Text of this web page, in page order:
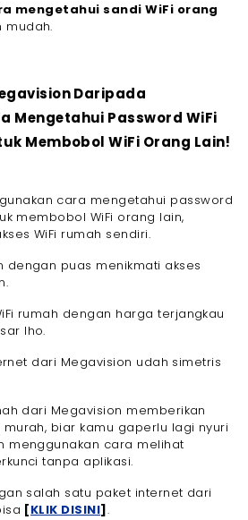
mengetahui sandi WiFi orang
mudah.
Daripada
Mengetahui Password WiFi
Membobol WiFi Orang Lain!
cara mengetahui password
membobol WiFi orang lain,
WiFi rumah sendiri.
dengan puas menikmati akses
rumah dengan harga terjangkau
lho.
dari Megavision udah simetris
dari Megavision memberikan
murah, biar kamu gaperlu lagi nyuri
menggunakan cara melihat
tanpa aplikasi.
salah satu paket internet dari
[KLIK DISINI] .